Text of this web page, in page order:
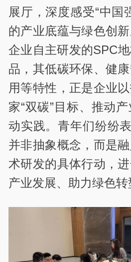
展厅，深度感受“中国
的产业底蕴与绿色创
企业自主研发的SPC
品，其低碳环保、健
用等特性，正是企业
家“双碳”目标、推动
动实践。青年们纷纷
并非抽象概念，而是
术研发的具体行动，
产业发展、助力绿色转